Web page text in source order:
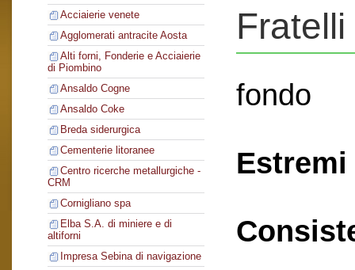
Acciaierie venete
Agglomerati antracite Aosta
Alti forni, Fonderie e Acciaierie
di Piombino
Ansaldo Cogne
Ansaldo Coke
Breda siderurgica
Cementerie litoranee
Centro ricerche metallurgiche -
CRM
Cornigliano spa
Elba S.A. di miniere e di
altiforni
Impresa Sebina di navigazione
fondo